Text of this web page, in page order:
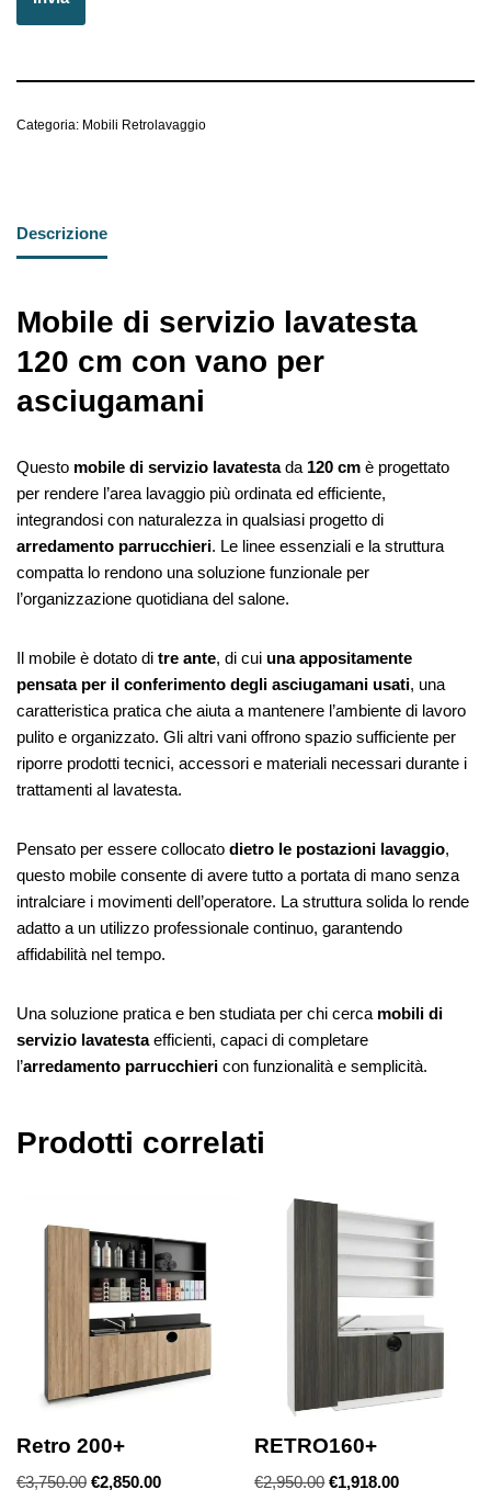
Categoria: Mobili Retrolavaggio
Descrizione
Mobile di servizio lavatesta
120 cm con vano per
asciugamani
Questo mobile di servizio lavatestada 120 cm è progettato
per rendere l’area lavaggio più ordinata ed efficiente,
integrandosi con naturalezza in qualsiasi progetto di
arredamento parrucchieri. Le linee essenziali e la struttura
compatta lo rendono una soluzione funzionale per
l’organizzazione quotidiana del salone.
Il mobile è dotato di tre ante, di cui una appositamente
pensata per il conferimento degli asciugamani usati, una
caratteristica pratica che aiuta a mantenere l’ambiente di lavoro
pulito e organizzato. Gli altri vani offrono spazio sufficiente per
riporre prodotti tecnici, accessori e materiali necessari durante i
trattamenti al lavatesta.
Pensato per essere collocato dietro le postazioni lavaggio,
questo mobile consente di avere tutto a portata di mano senza
intralciare i movimenti dell’operatore. La struttura solida lo rende
adatto a un utilizzo professionale continuo, garantendo
affidabilità nel tempo.
Una soluzione pratica e ben studiata per chi cerca mobili di
servizio lavatestaefficienti, capaci di completare
l’arredamento parrucchieri con funzionalità e semplicità.
Prodotti correlati
Retro 200+
€3,750.00 €2,850.00
RETRO160+
€2,950.00 €1,918.00